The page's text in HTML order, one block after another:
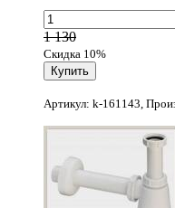
1 130
Скидка 10%
Артикул: k-161143,